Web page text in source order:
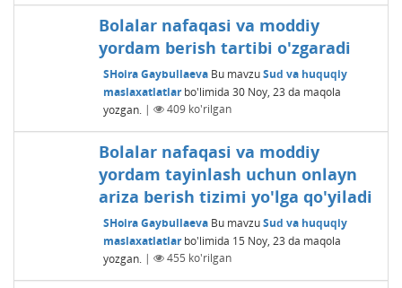
Bolalar nafaqasi va moddiy
yordam berish tartibi o'zgaradi
SHoira Gaybullaeva Bu mavzuSud va huquqiy
maslaxatlatlarbo'limida 30 Noy, 23 da maqola
yozgan. | 409ko'rilgan
Bolalar nafaqasi va moddiy
yordam tayinlash uchun onlayn
ariza berish tizimi yo'lga qo'yiladi
SHoira Gaybullaeva Bu mavzuSud va huquqiy
maslaxatlatlarbo'limida 15 Noy, 23 da maqola
yozgan. | 455 ko'rilgan